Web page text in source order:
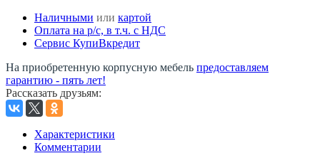
Наличными или картой
Оплата на р/c, в т.ч. с НДС
Сервис КупиВкредит
На приобретенную корпусную мебель предоставляем
гарантию - пять лет!
Рассказать друзьям:
Характеристики
Комментарии